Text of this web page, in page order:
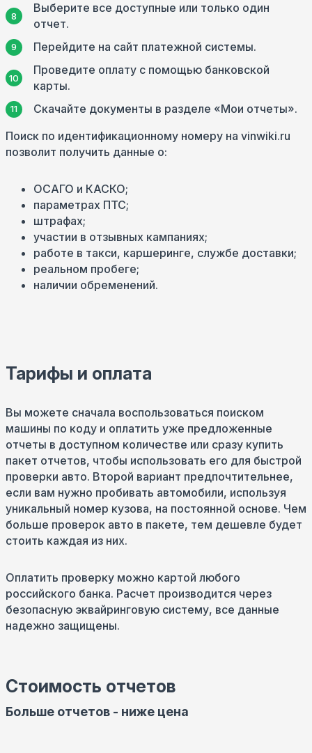
Выберите все доступные или только один
отчет.
Перейдите на сайт платежной системы.
Проведите оплату с помощью банковской
карты.
Скачайте документы в разделе «Мои отчеты».
Поиск по идентификационному номеру на vinwiki.ru
позволит получить данные о:
ОСАГО и КАСКО;
параметрах ПТС;
штрафах;
участии в отзывных кампаниях;
работе в такси, каршеринге, службе доставки;
реальном пробеге;
наличии обременений.
Тарифы и оплата
Вы можете сначала воспользоваться поиском
машины по коду и оплатить уже предложенные
отчеты в доступном количестве или сразу купить
пакет отчетов, чтобы использовать его для быстрой
проверки авто. Второй вариант предпочтительнее,
если вам нужно пробивать автомобили, используя
уникальный номер кузова, на постоянной основе. Чем
больше проверок авто в пакете, тем дешевле будет
стоить каждая из них.
Оплатить проверку можно картой любого
российского банка. Расчет производится через
безопасную эквайринговую систему, все данные
надежно защищены.
Стоимость отчетов
Больше отчетов - ниже цена